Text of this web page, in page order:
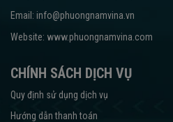
Email: info@phuongnamvina.vn
Website: www.phuongnamvina.com
CHÍNH SÁCH DỊCH VỤ
Quy định sử dụng dịch vụ
Hướng dẫn thanh toán